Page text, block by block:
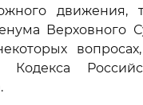
Верховного
Кодекса